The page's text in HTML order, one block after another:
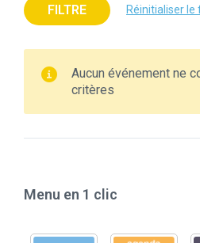
FILTRE Réinitialiser le
Aucun événement ne
critères
Menu en 1 clic